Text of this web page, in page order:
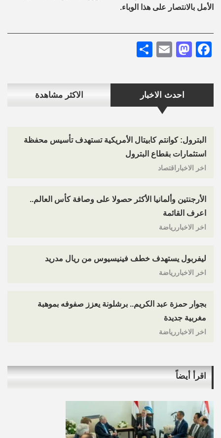
احدث الاخبار الاكثر مشاهدة
البترول: كوانتم كابيتال الأمريكية تستهدف تأسيس محفظة
استثمارات بقطاع البترول
اخر الاخباراقتصاد
الأرجنتين وألمانيا الأكثر حصولا على وصافة كأس العالم..
اعرف القائمة
اخر الاخباررياضة
ليفربول يستهدف خطف فينيسيوس من ريال مدريد
اخر الاخباررياضة
بجوار حمزة عبد الكريم.. برشلونة يعزز صفوفه بموهبة
مغربية جديدة
اخر الاخباررياضة
الأمل بالانتصار على هذا الوباء.
Facebook
Mastodon
Email
اقرأ أيضاً